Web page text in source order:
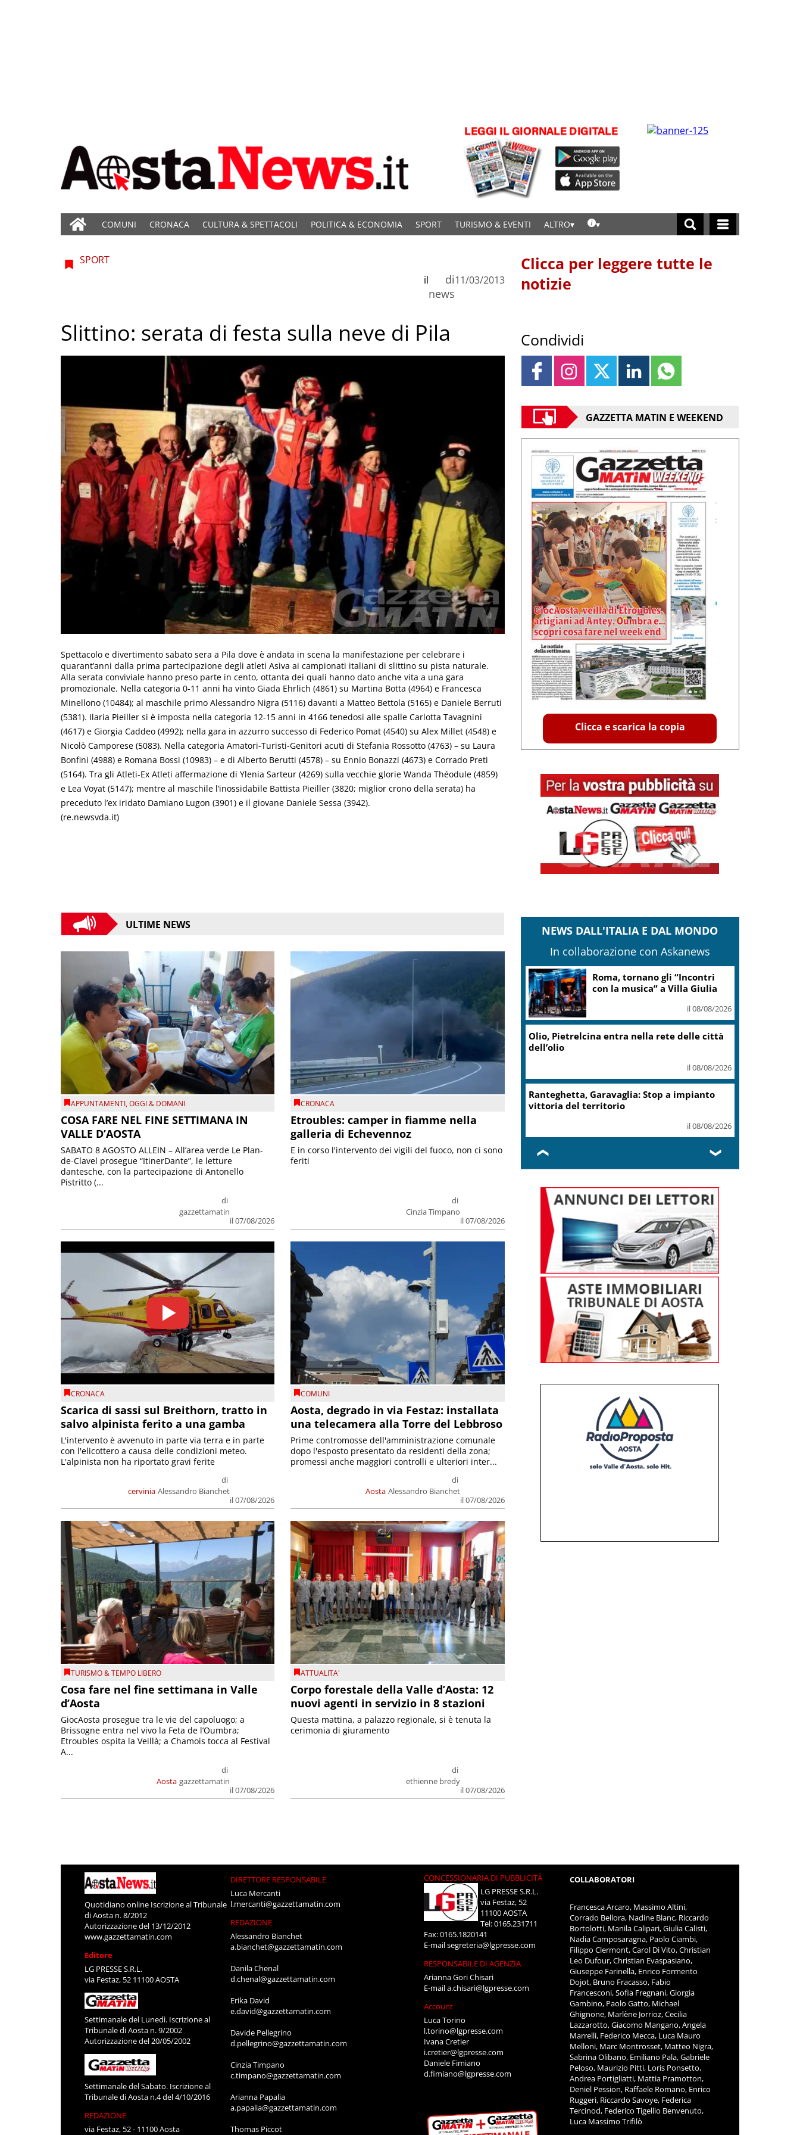
COMUNI CRONACA CULTURA & SPETTACOLI POLITICA & ECONOMIA SPORT TURISMO & EVENTI ALTRO
SPORT
di
news
il 11/03/2013
Slittino: serata di festa sulla neve di Pila
Spettacolo e divertimento sabato sera a Pila dove è andata in scena la manifestazione per celebrare i
quarant’anni dalla prima partecipazione degli atleti Asiva ai campionati italiani di slittino su pista naturale.
Alla serata conviviale hanno preso parte in cento, ottanta dei quali hanno dato anche vita a una gara
promozionale. Nella categoria 0-11 anni ha vinto Giada Ehrlich (4861) su Martina Botta (4964) e Francesca
Minellono (10484); al maschile primo Alessandro Nigra (5116) davanti a Matteo Bettola (5165) e Daniele Berruti
(5381). Ilaria Pieiller si è imposta nella categoria 12-15 anni in 4166 tenedosi alle spalle Carlotta Tavagnini
(4617) e Giorgia Caddeo (4992); nella gara in azzurro successo di Federico Pomat (4540) su Alex Millet (4548) e
Nicolò Camporese (5083). Nella categoria Amatori-Turisti-Genitori acuti di Stefania Rossotto (4763) – su Laura
Bonfini (4988) e Romana Bossi (10983) – e di Alberto Berutti (4578) – su Ennio Bonazzi (4673) e Corrado Preti
(5164). Tra gli Atleti-Ex Atleti affermazione di Ylenia Sarteur (4269) sulla vecchie glorie Wanda Théodule (4859)
e Lea Voyat (5147); mentre al maschile l’inossidabile Battista Pieiller (3820; miglior crono della serata) ha
preceduto l’ex iridato Damiano Lugon (3901) e il giovane Daniele Sessa (3942).
(re.newsvda.it)
ULTIME NEWS
APPUNTAMENTI,OGGI & DOMANI
COSA FARE NEL FINE SETTIMANA IN
VALLE D’AOSTA
di
gazzettamatin
il 07/08/2026
SABATO 8 AGOSTO ALLEIN – All’area verde Le Plan-
de-Clavel prosegue “ItinerDante”, le letture
dantesche, con la partecipazione di Antonello
Pistritto (...
CRONACA
Etroubles: camper in fiamme nella
galleria di Echevennoz
di
Cinzia Timpano
il 07/08/2026
E in corso l'intervento dei vigili del fuoco, non ci sono
feriti
CRONACA
Scarica di sassi sul Breithorn, tratto in
salvo alpinista ferito a una gamba
cervinia
di
Alessandro Bianchet
il 07/08/2026
L'intervento è avvenuto in parte via terra e in parte
con l'elicottero a causa delle condizioni meteo.
L'alpinista non ha riportato gravi ferite
COMUNI
Aosta, degrado in via Festaz: installata
una telecamera alla Torre del Lebbroso
Aosta
di
Alessandro Bianchet
il 07/08/2026
Prime contromosse dell'amministrazione comunale
dopo l'esposto presentato da residenti della zona;
promessi anche maggiori controlli e ulteriori inter...
TURISMO & TEMPO LIBERO
Cosa fare nel fine settimana in Valle
d’Aosta
Aosta
di
gazzettamatin
il 07/08/2026
GiocAosta prosegue tra le vie del capoluogo; a
Brissogne entra nel vivo la Feta de l’Oumbra;
Etroubles ospita la Veillà; a Chamois tocca al Festival
A...
ATTUALITA'
Corpo forestale della Valle d’Aosta: 12
nuovi agenti in servizio in 8 stazioni
di
ethienne bredy
il 07/08/2026
Questa mattina, a palazzo regionale, si è tenuta la
cerimonia di giuramento
Clicca per leggere tutte le
notizie
Condividi
GAZZETTA MATIN E WEEKEND
Clicca e scarica la copia
NEWS DALL'ITALIA E DAL MONDO
In collaborazione con Askanews
Adyen e GetYourGuide: 15
anni di innovazione per le
il 07/08/2026
il 07/08/2026
Telepass: +20% di interesse
per i viaggi in auto
il 07/08/2026
❮ ❯
Quotidiano online Iscrizione al Tribunale
di Aosta n. 8/2012
Autorizzazione del 13/12/2012
www.gazzettamatin.com
Editore
LG PRESSE S.R.L.
via Festaz, 52 11100 AOSTA
Settimanale del Lunedì. Iscrizione al
Tribunale di Aosta n. 9/2002
Autorizzazione del 20/05/2002
Settimanale del Sabato. Iscrizione al
Tribunale di Aosta n.4 del 4/10/2016
REDAZIONE
via Festaz, 52 - 11100 Aosta
DIRETTORE RESPONSABILE
Luca Mercanti
l.mercanti@gazzettamatin.com
REDAZIONE
Alessandro Bianchet
a.bianchet@gazzettamatin.com
Danila Chenal
d.chenal@gazzettamatin.com
Erika David
e.david@gazzettamatin.com
Davide Pellegrino
d.pellegrino@gazzettamatin.com
Cinzia Timpano
c.timpano@gazzettamatin.com
Arianna Papalia
a.papalia@gazzettamatin.com
Thomas Piccot
CONCESSIONARIA DI PUBBLICITÀ
LG PRESSE S.R.L.
via Festaz, 52
11100 AOSTA
Tel: 0165.231711
Fax: 0165.1820141
E-mailsegreteria@lgpresse.com
RESPONSABILE DI AGENZIA
Arianna Gori Chisari
E-maila.chisari@lgpresse.com
Account
Luca Torino
l.torino@lgpresse.com
Ivana Cretier
i.cretier@lgpresse.com
Daniele Fimiano
d.fimiano@lgpresse.com
COLLABORATORI
Francesca Arcaro, Massimo Altini,
Corrado Bellora, Nadine Blanc, Riccardo
Bortolotti, Manila Calipari, Giulia Calisti,
Nadia Camposaragna, Paolo Ciambi,
Filippo Clermont, Carol Di Vito, Christian
Leo Dufour, Christian Evaspasiano,
Giuseppe Farinella, Enrico Formento
Dojot, Bruno Fracasso, Fabio
Francesconi, Sofia Fregnani, Giorgia
Gambino, Paolo Gatto, Michael
Ghignone, Marlène Jorrioz, Cecilia
Lazzarotto, Giacomo Mangano, Angela
Marrelli, Federico Mecca, Luca Mauro
Melloni, Marc Montrosset, Matteo Nigra,
Sabrina Olibano, Emiliano Pala, Gabriele
Peloso, Maurizio Pitti, Loris Ponsetto,
Andrea Portigliatti, Mattia Pramotton,
Deniel Pession, Raffaele Romano, Enrico
Ruggeri, Riccardo Savoye, Federica
Tercinod, Federico Tigellio Benvenuto,
Luca Massimo Trifilò